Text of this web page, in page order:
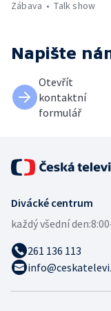
Zábava Talk show
Napište
Otevřít
kontaktní
formulář
Divácké centrum
každý všední den:
261 136 113